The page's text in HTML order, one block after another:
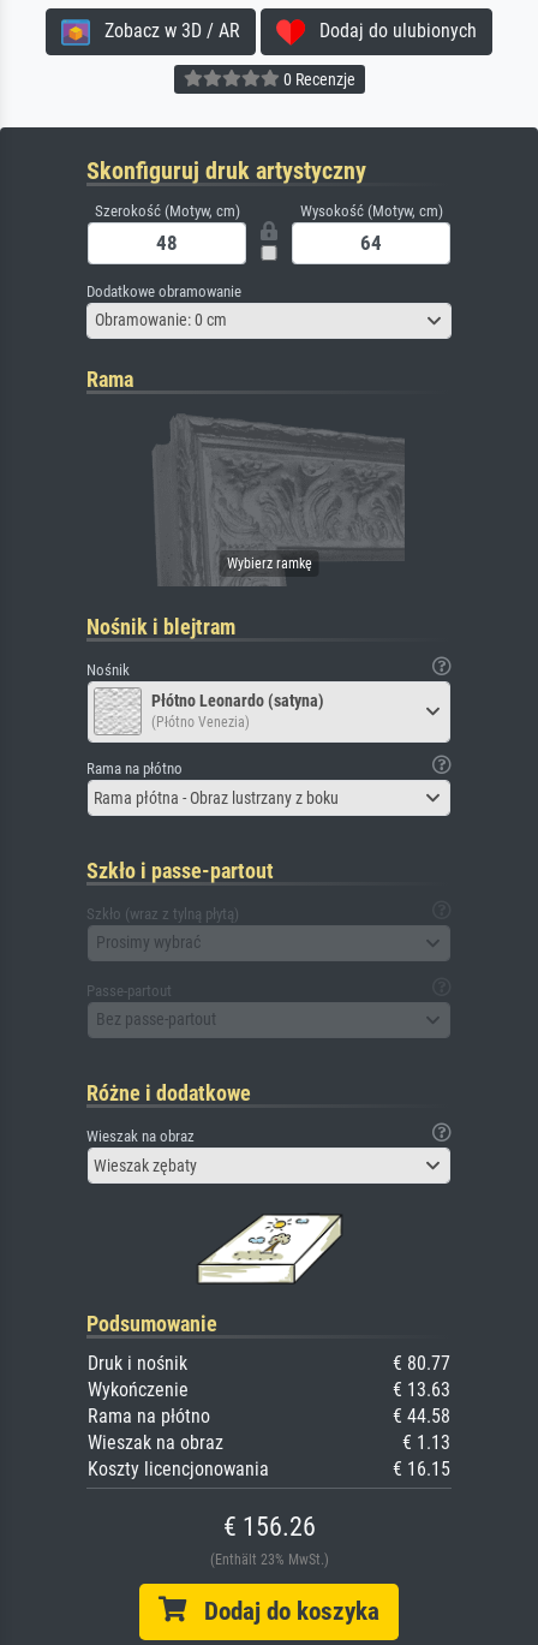
Zobacz w 3D / AR Dodaj do ulubionych
0 Recenzje
Skonfiguruj druk artystyczny
Szerokość (Motyw, cm) Wysokość (Motyw, cm)
Dodatkowe obramowanie
Obramowanie: 0 cm
Rama
Nośnik i blejtram
Nośnik
Płótno Leonardo (satyna)
(Płótno Venezia)
Rama na płótno
Rama płótna - Obraz lustrzany z boku
Szkło i passe-partout
Szkło (wraz z tylną płytą)
Prosimy wybrać
Passe-partout
Bez passe-partout
Różne i dodatkowe
Wieszak na obraz
Wieszak zębaty
Podsumowanie
Druk i nośnik
€ 80.77
Wykończenie
€ 13.63
Rama na płótno
€ 44.58
Wieszak na obraz
€ 1.13
Koszty licencjonowania
€ 16.15
€ 156.26
(Enthält 23% MwSt.)
Dodaj do koszyka